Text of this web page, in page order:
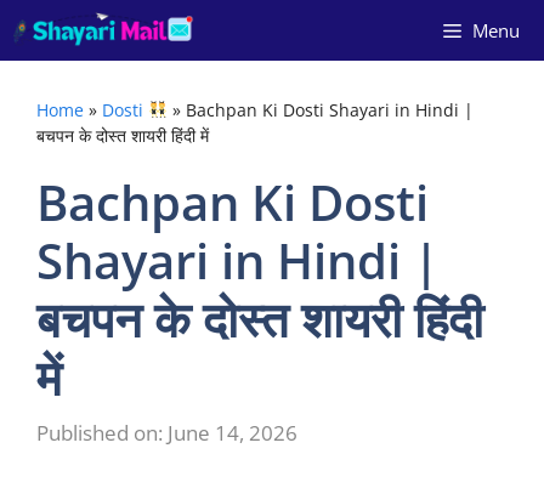
Skip
to
Menu
Home » Dosti » Bachpan Ki Dosti Shayari in Hindi |
बचपन के दोस्त शायरी हिंदी में
Bachpan Ki Dosti
Shayari in Hindi |
बचपन के दोस्त शायरी हिंदी
में
Published on: June 14, 2026